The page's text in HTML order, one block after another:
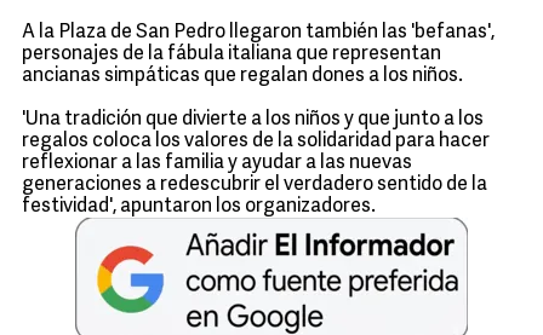
A la Plaza de San Pedro llegaron también las 'befanas',
personajes de la fábula italiana que representan
ancianas simpáticas que regalan dones a los niños.
'Una tradición que divierte a los niños y que junto a los
regalos coloca los valores de la solidaridad para hacer
reflexionar a las familia y ayudar a las nuevas
generaciones a redescubrir el verdadero sentido de la
festividad', apuntaron los organizadores.